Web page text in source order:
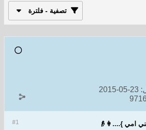
تصفية - فلترة
23-05-2015
9716
#1 امي }....👩👴